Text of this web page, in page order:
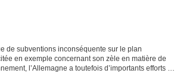
de subventions inconséquente sur le plan
en exemple concernant son zèle en matière de
l’Allemagne a toutefois d’importants efforts à